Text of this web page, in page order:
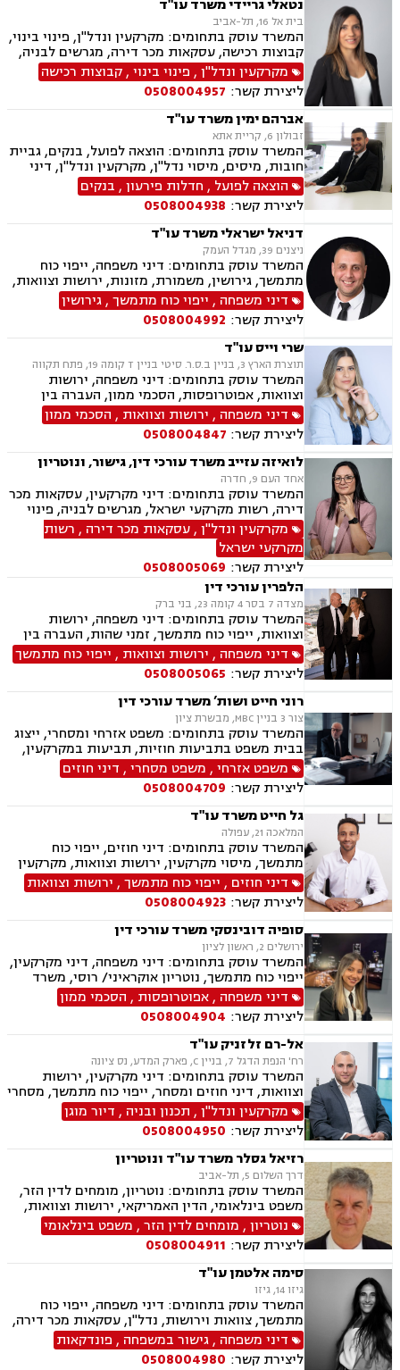
נטאלי גריידי משרד עו"ד
בית אל 16, תל-אביב
המשרד עוסק בתחומים: מקרקעין ונדל"ן, פינוי בינוי,
קבוצות רכישה, עסקאות מכר דירה, מגרשים לבניה,
רשות מקרקעי ישראל, בתים משותפים, נדל"ן
ביהודה ושומרון, מיסוי נדל"ן, היטל השבחה, מיסוי
עירוני, ירושות וצוואות, ייפוי כוח מתמשך
מקרקעין ונדל"ן, פינוי בינוי,קבוצות רכישה
ליצירת קשר: 0508004957
אברהם ימין משרד עו"ד
זבולון 6, קריית אתא
המשרד עוסק בתחומים: הוצאה לפועל, בנקים, גביית
חובות, מיסים, מיסוי נדל"ן, מקרקעין ונדל"ן, דיני
משפחה, מזונות, ביטוח לאומי, ירושות וצוואות, ייפוי
כוח מתמשך, חדלות פירעון.
הוצאה לפועל , חדלות פירעון, בנקים
ליצירת קשר: 0508004938
דניאל ישראלי משרד עו"ד
ניצנים 39, מגדל העמק
המשרד עוסק בתחומים: דיני משפחה, ייפוי כוח
מתמשך, גירושין, משמורת, מזונות, ירושות וצוואות,
ידועים בציבור, אפוטרופסות, הסכמי ממון, אבהות,
הורות חד מינית, נישואים אזרחיים, חלוקת רכוש,
תיאום הורי, חטיפת ילדים, זמני שהות, ניכור הורי,
העברנ בין דורית, גישור
דיני משפחה , ייפוי כוח מתמשך,גירושין
ליצירת קשר: 0508004992
שרי וייס עו"ד
תוצרת הארץ 3, בניין ב.ס.ר. סיטי בניין T קומה 19, פתח תקווה
המשרד עוסק בתחומים: דיני משפחה, ירושות
וצוואות, אפוטרופסות, הסכמי ממון, העברה בין
דורית, ייפוי כוח מתמשך
דיני משפחה , ירושות וצוואות , הסכמי ממון
ליצירת קשר: 0508004847
לואיזה עזייב משרד עורכי דין, גישור, ונוטריון
אחד העם 9, חדרה
המשרד עוסק בתחומים: דיני מקרקעין, עסקאות מכר
דירה, רשות מקרקעי ישראל, מגרשים לבניה, פינוי
מושכר, בתים משותפים, אפוטרופסות, ידועים
בציבור, הסכמי ממון, ייפוי כוח מתמשך, ירושות
וצוואות
מקרקעין ונדל"ן,עסקאות מכר דירה , רשות
מקרקעי ישראל
ליצירת קשר: 0508005069
הלפרין עורכי דין
מצדה 7 בסר 4 קומה 23, בני ברק
המשרד עוסק בתחומים: דיני משפחה, ירושות
וצוואות, ייפוי כוח מתמשך, זמני שהות, העברה בין
דורית, חלוקת רכוש, הורות חד מינית, גישור
במשפחה, מיזוגים ורכישות, ליווי עסקי, דיני חוזים,
משפט מסחרי, ניכור הורי, מזונות, הסכמי ממון,
ידועים בציבור, אבהות, חטיפת ילדים, זכיינות,
סכסוך בין בעלי מניות
דיני משפחה , ירושות וצוואות , ייפוי כוח מתמשך
ליצירת קשר: 0508005065
רוני חייט ושות’ משרד עורכי דין
צור 3 בניין MBC, מבשרת ציון
המשרד עוסק בתחומים: משפט אזרחי ומסחרי, ייצוג
בבית משפט בתביעות חוזיות, תביעות במקרקעין,
ענייני ירושות וצוואות, דיני עבודה, נזיקין, עסקאות
נדל"ן, מכר דירה, ייפוי כוח מתמשך
משפט אזרחי , משפט מסחרי, דיני חוזים
ליצירת קשר: 0508004709
גל חייט משרד עו"ד
המלאכה 21, עפולה
המשרד עוסק בתחומים: דיני חוזים, ייפוי כוח
מתמשך, מיסוי מקרקעין, ירושות וצוואות, מקרקעין
ונדל"ן, עסקאות מכר דירה, נדל"ן מסחרי, הסכמי
ממון
דיני חוזים , ייפוי כוח מתמשך, ירושות וצוואות
ליצירת קשר: 0508004923
סופיה דובינסקי משרד עורכי דין
ירושלים 2, ראשון לציון
המשרד עוסק בתחומים: דיני משפחה, דיני מקרקעין,
ייפוי כוח מתמשך, נוטריון אוקראיני/ רוסי, משרד
הפנים, ירושות וצוואות, מומחים לדין הזר
דיני משפחה ,אפוטרופסות , הסכמי ממון
ליצירת קשר: 0508004904
אל-רם זלזניק עו"ד
רח' הנפת הדגל 7, בניין C, פארק המדע, נס ציונה
המשרד עוסק בתחומים: דיני מקרקעין, ירושות
וצוואות, דיני חוזים ומסחר, ייפוי כוח מתמשך, מסחרי
אזרחימקרקעין ונדל"ן, תכנון ובניה , דיור מוגן
ליצירת קשר: 0508004950
רזיאל גסלר משרד עו"ד ונוטריון
דרך השלום 5, תל-אביב
המשרד עוסק בתחומים: נוטריון, מומחים לדין הזר,
משפט בינלאומי, הדין האמריקאי, ירושות וצוואות,
ברירת דין
נוטריון, מומחים לדין הזר, משפט בינלאומי
ליצירת קשר: 0508004911
סימה אלטמן עו"ד
גיזו 14, גיזו
המשרד עוסק בתחומים: דיני משפחה, ייפוי כוח
מתמשך, צוואות וירושות, נדל"ן, עסקאות מכר דירה,
משפט אזרחי
דיני משפחה ,גישור במשפחה , פונדקאות
ליצירת קשר: 0508004980